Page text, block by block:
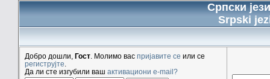
Српски
Srpski
Добро дошли, Гост . Молимо вас пријавите се или се
региструјте
Да ли сте изгубили ваш активациони e-mail?